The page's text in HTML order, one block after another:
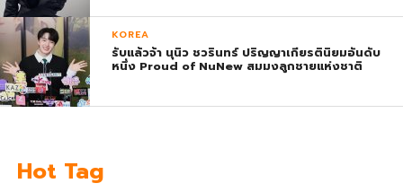
KOREA
รับแล้วจ้า นุนิว ชวรินทร์ ปริญญาเกียรตินิยมอันดับ
หนึ่ง Proud of NuNew สมมงลูกชายแห่งชาติ
Hot Tag